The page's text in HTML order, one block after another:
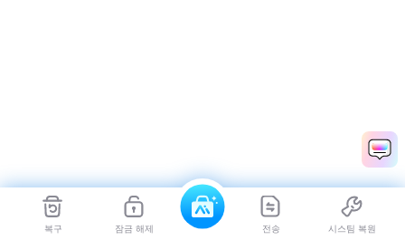
복구 잠금 해제 전송 시스팀 복원